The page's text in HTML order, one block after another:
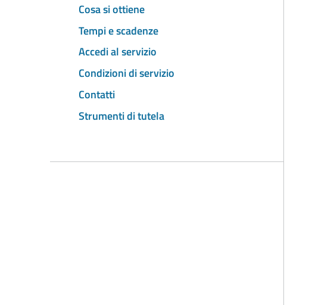
Cosa si ottiene
Tempi e scadenze
Accedi al servizio
Condizioni di servizio
Contatti
Strumenti di tutela